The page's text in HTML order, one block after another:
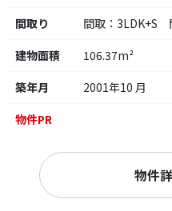
間取り
間取：3LDK+S
建物面積
106.37m²
築年月
2001年10 月
物件PR
物件